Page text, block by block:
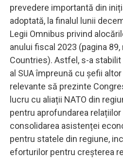
prevedere importantă din
adoptată, la finalul lunii
Legii Omnibus privind
anului fiscal 2023 (pagina
Countries). Astfel, s-a
al SUA împreună cu șefii
relevante să prezinte
lucru cu aliații NATO din
pentru aprofundarea
consolidarea asistenței
pentru statele din regiune,
eforturilor pentru creșterea